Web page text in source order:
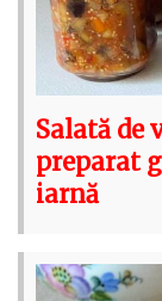
Salată de
preparat
iarnă